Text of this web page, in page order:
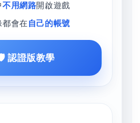
不用網路開啟遊戲
都會在 自己的帳號
認證版教學